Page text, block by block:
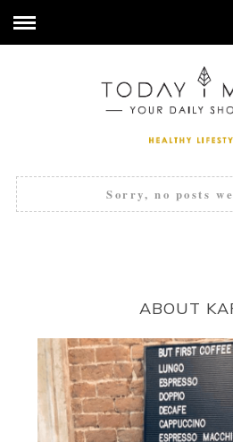
Sorry, no posts
ABOUT